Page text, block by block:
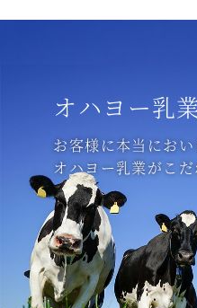
オハヨー乳
お客様に本当にお
オハヨー乳業がこ